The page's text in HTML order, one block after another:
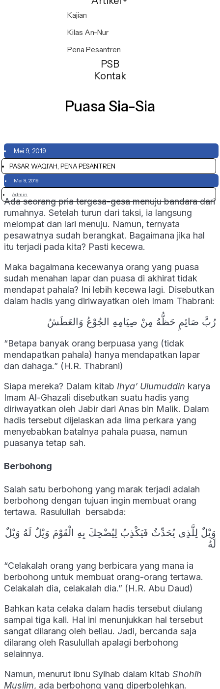
Kajian
Kilas An-Nur
Pena Pesantren
PSB
Kontak
Puasa Sia-Sia
Mei 9, 2019
PASAR WAQI'AH, PENA PESANTREN
Mei 9, 2019
Admin
Ada seorang pria tergesa-gesa menuju bandara dari
rumahnya. Setelah turun dari taksi, ia langsung
melompat dan lari menuju. Namun, ternyata
pesawatnya sudah berangkat. Bagaimana jika hal
itu terjadi pada kita? Pasti kecewa.
Maka bagaimana kecewanya orang yang puasa
sudah menahan lapar dan puasa di akhirat tidak
mendapat pahala? Ini lebih kecewa lagi. Disebutkan
dalam hadis yang diriwayatkan oleh Imam Thabrani:
رُبَّ صَائِمٍ حَظُّهُ مِنْ صِيَامِهِ الجُوْعُ وَالعَطَشُ
“Betapa banyak orang berpuasa yang (tidak
mendapatkan pahala) hanya mendapatkan lapar
dan dahaga.” (H.R. Thabrani)
Siapa mereka? Dalam kitab Ihya’ Ulumuddin karya
Imam Al-Ghazali disebutkan suatu hadis yang
diriwayatkan oleh Jabir dari Anas bin Malik. Dalam
hadis tersebut dijelaskan ada lima perkara yang
menyebabkan batalnya pahala puasa, namun
puasanya tetap sah.
Berbohong
Salah satu berbohong yang marak terjadi adalah
berbohong dengan tujuan ingin membuat orang
tertawa. Rasulullah bersabda:
وَيْلٌ لِلَّذِى يُحَدِّثُ فَيَكْذِبُ لِيُضْحِكَ بِهِ الْقَوْمَ وَيْلٌ لَهُ وَيْلٌ
لَهُ
“Celakalah orang yang berbicara yang mana ia
berbohong untuk membuat orang-orang tertawa.
Celakalah dia, celakalah dia.” (H.R. Abu Daud)
Bahkan kata celaka dalam hadis tersebut diulang
sampai tiga kali. Hal ini menunjukkan hal tersebut
sangat dilarang oleh beliau. Jadi, bercanda saja
dilarang oleh Rasulullah apalagi berbohong
selainnya.
Namun, menurut ibnu Syihab dalam kitab Shohih
Muslim, ada berbohong yang diperbolehkan.